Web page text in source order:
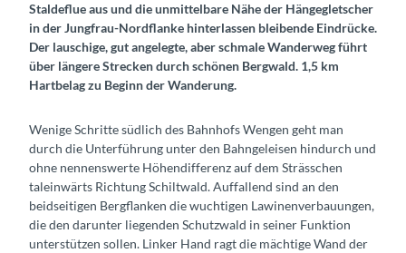
Staldeflue aus und die unmittelbare Nähe der Hängegletscher
in der Jungfrau-Nordflanke hinterlassen bleibende Eindrücke.
Der lauschige, gut angelegte, aber schmale Wanderweg führt
über längere Strecken durch schönen Bergwald. 1,5 km
Hartbelag zu Beginn der Wanderung.
Wenige Schritte südlich des Bahnhofs Wengen geht man
durch die Unterführung unter den Bahngeleisen hindurch und
ohne nennenswerte Höhendifferenz auf dem Strässchen
taleinwärts Richtung Schiltwald. Auffallend sind an den
beidseitigen Bergflanken die wuchtigen Lawinenverbauungen,
die den darunter liegenden Schutzwald in seiner Funktion
unterstützen sollen. Linker Hand ragt die mächtige Wand der